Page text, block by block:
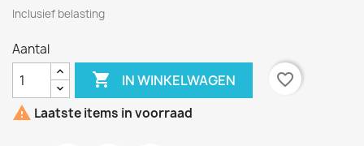
Inclusief belasting
Aantal
 IN WINKELWAGEN
favorite_border
 Laatste items in voorraad